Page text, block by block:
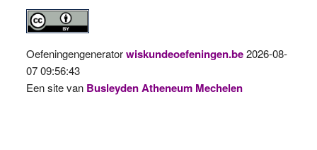
Oefeningengeneratorwiskundeoefeningen.be2026-08-
07 09:56:43
Een site van Busleyden Atheneum Mechelen